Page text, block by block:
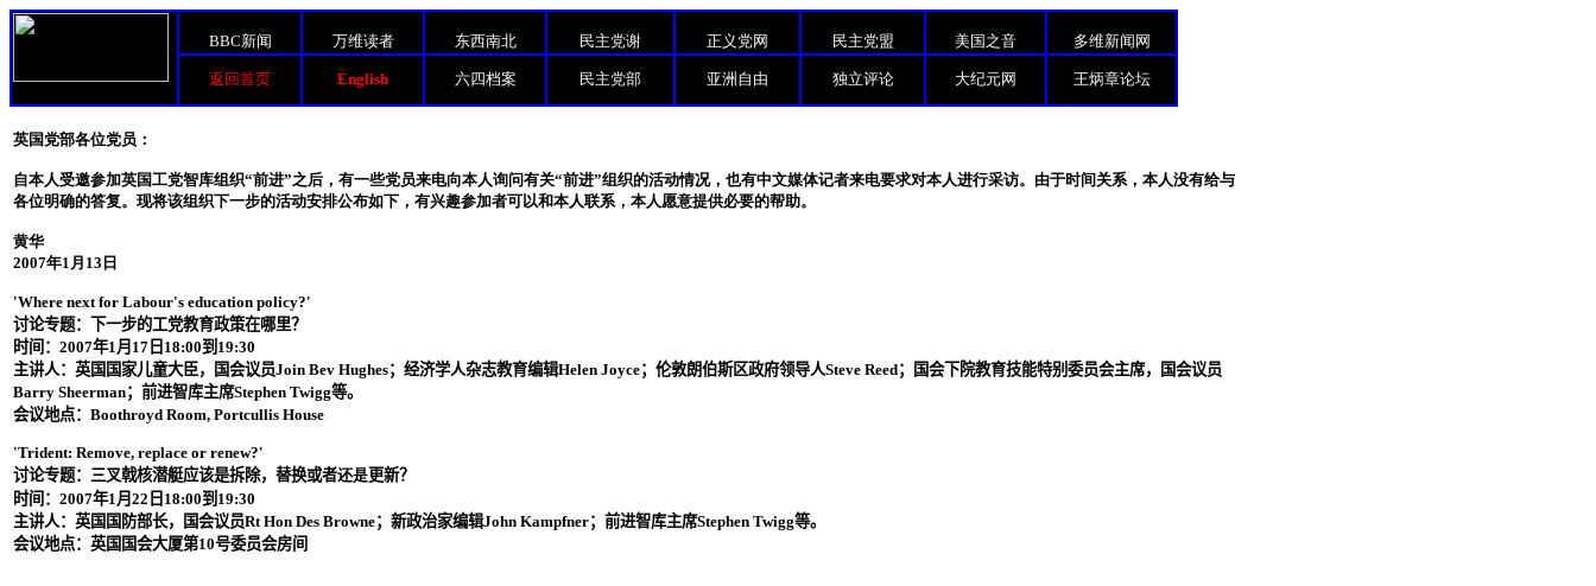
BBC新闻 万维读者 东西南北 民主党谢 正义党网 民主党盟 美国之音 多维新闻网
返回首页 English 六四档案 民主党部 亚洲自由 独立评论 大纪元网 王炳章论坛
英国党部各位党员：
自本人受邀参加英国工党智库组织“前进”之后，有一些党员来电向本人询问有关“前进”组织的活动情况，也有中文媒体记者来电要求对本人进行采访。由于时间关系，本人没有给与
各位明确的答复。现将该组织下一步的活动安排公布如下，有兴趣参加者可以和本人联系，本人愿意提供必要的帮助。
黄华
2007年1月13日
'Where next for Labour's education policy?'
讨论专题：下一步的工党教育政策在哪里？
时间： 2007年1月 17 日 18:00到 19:30
主讲人：英国国家儿童大臣，国会议员Join Bev Hughes；经济学人杂志教育编辑Helen Joyce；伦敦朗伯斯区政府领导人Steve Reed；国会下院教育技能特别委员会主席，国会议员
Barry Sheerman；前进智库主席Stephen Twigg等。
会议地点： Boothroyd Room, Portcullis House
'Trident: Remove, replace or renew?'
讨论专题：三叉戟核潜艇应该是拆除，替换或者还是更新？
时间： 2007年1月 22 日 18:00到 19:30
主讲人：英国国防部长，国会议员Rt Hon Des Browne；新政治家编辑John Kampfner；前进智库主席Stephen Twigg等。
会议地点：英国国会大厦第10号委员会房间